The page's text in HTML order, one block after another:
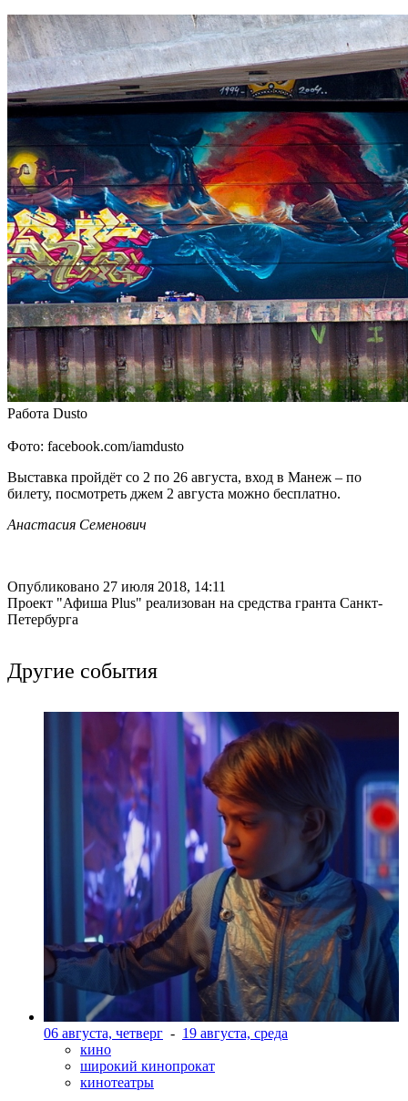
Работа Dusto
Фото: facebook.com/iamdusto
Выставка пройдёт со 2 по 26 августа, вход в Манеж – по
билету, посмотреть джем 2 августа можно бесплатно.
Анастасия Семенович
Опубликовано 27 июля 2018, 14:11
Проект "Афиша Plus" реализован на средства гранта Санкт-
Петербурга
Другие события
06 августа, четверг - 19 августа, среда
кино
широкий кинопрокат
кинотеатры